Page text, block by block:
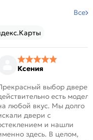
Все
Ксения
выбор
есть модели
любой вкус. Мы долго
двери с
и нашли
здесь. В целом,